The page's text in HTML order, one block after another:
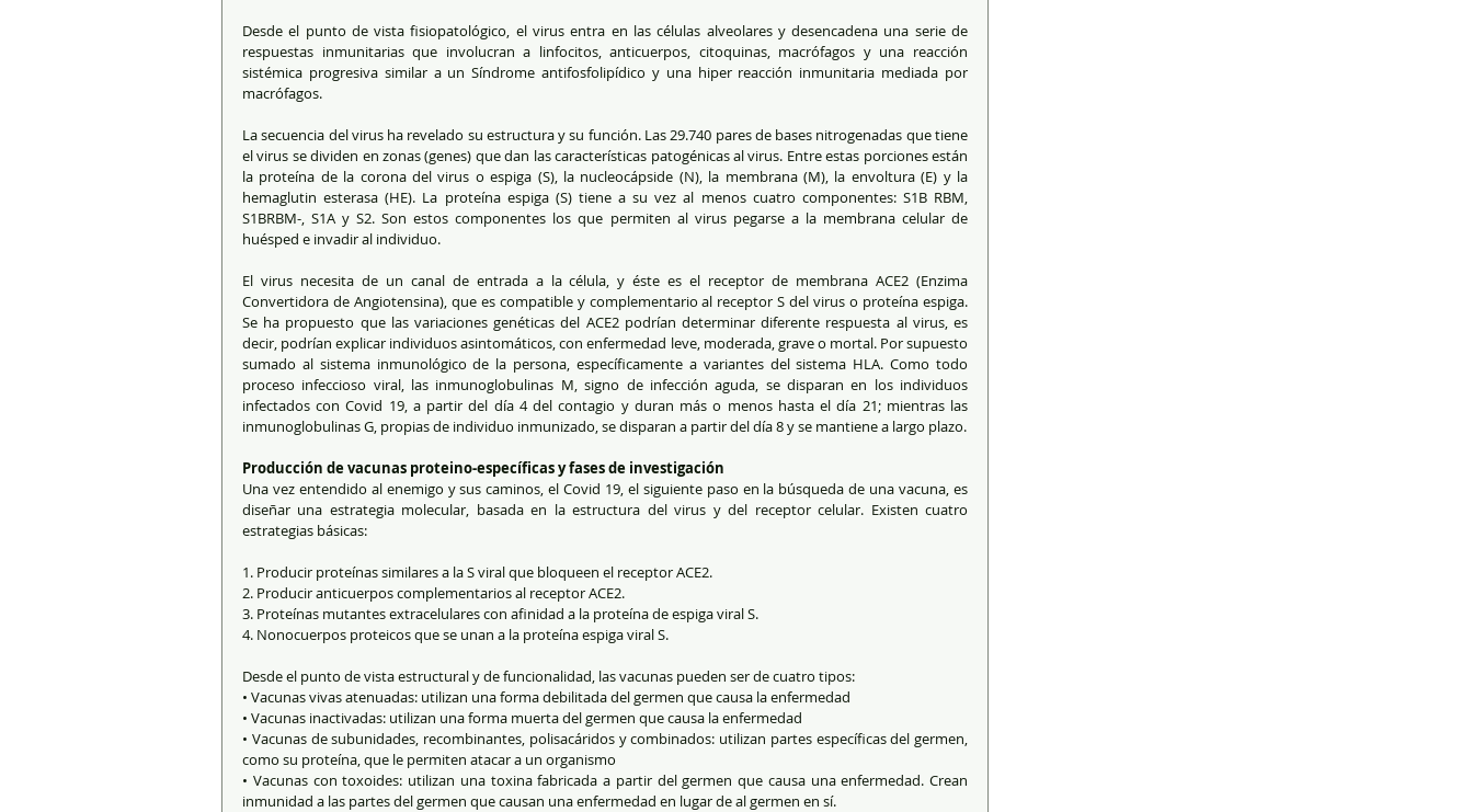
Desde el punto de vista fisiopatológico, el virus entra en las células alveolares y desencadena una serie de
respuestas inmunitarias que involucran a linfocitos, anticuerpos, citoquinas, macrófagos y una reacción
sistémica progresiva similar a un Síndrome antifosfolipídico y una hiper reacción inmunitaria mediada por
macrófagos.
La secuencia del virus ha revelado su estructura y su función. Las 29.740 pares de bases nitrogenadas que tiene
el virus se dividen en zonas (genes) que dan las características patogénicas al virus. Entre estas porciones están
la proteína de la corona del virus o espiga (S), la nucleocápside (N), la membrana (M), la envoltura (E) y la
hemaglutin esterasa (HE). La proteína espiga (S) tiene a su vez al menos cuatro componentes: S1B RBM,
S1BRBM-, S1A y S2. Son estos componentes los que permiten al virus pegarse a la membrana celular de
huésped e invadir al individuo.
El virus necesita de un canal de entrada a la célula, y éste es el receptor de membrana ACE2 (Enzima
Convertidora de Angiotensina), que es compatible y complementario al receptor S del virus o proteína espiga.
Se ha propuesto que las variaciones genéticas del ACE2 podrían determinar diferente respuesta al virus, es
decir, podrían explicar individuos asintomáticos, con enfermedad leve, moderada, grave o mortal. Por supuesto
sumado al sistema inmunológico de la persona, específicamente a variantes del sistema HLA. Como todo
proceso infeccioso viral, las inmunoglobulinas M, signo de infección aguda, se disparan en los individuos
infectados con Covid 19, a partir del día 4 del contagio y duran más o menos hasta el día 21; mientras las
inmunoglobulinas G, propias de individuo inmunizado, se disparan a partir del día 8 y se mantiene a largo plazo.
Producción de vacunas proteino-específicas y fases de investigación
Una vez entendido al enemigo y sus caminos, el Covid 19, el siguiente paso en la búsqueda de una vacuna, es
diseñar una estrategia molecular, basada en la estructura del virus y del receptor celular. Existen cuatro
estrategias básicas:
1. Producir proteínas similares a la S viral que bloqueen el receptor ACE2.
2. Producir anticuerpos complementarios al receptor ACE2.
3. Proteínas mutantes extracelulares con afinidad a la proteína de espiga viral S.
4. Nonocuerpos proteicos que se unan a la proteína espiga viral S.
Desde el punto de vista estructural y de funcionalidad, las vacunas pueden ser de cuatro tipos:
• Vacunas vivas atenuadas: utilizan una forma debilitada del germen que causa la enfermedad
• Vacunas inactivadas: utilizan una forma muerta del germen que causa la enfermedad
• Vacunas de subunidades, recombinantes, polisacáridos y combinados: utilizan partes específicas del germen,
como su proteína, que le permiten atacar a un organismo
• Vacunas con toxoides: utilizan una toxina fabricada a partir del germen que causa una enfermedad. Crean
inmunidad a las partes del germen que causan una enfermedad en lugar de al germen en sí.